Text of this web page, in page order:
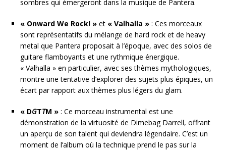
sombres qui émergeront dans la musique de Pantera.
« Onward We Rock! » et « Valhalla » : Ces morceaux
sont représentatifs du mélange de hard rock et de heavy
metal que Pantera proposait à l’époque, avec des solos de
guitare flamboyants et une rythmique énergique.
« Valhalla » en particulier, avec ses thèmes mythologiques,
montre une tentative d’explorer des sujets plus épiques, un
écart par rapport aux thèmes plus légers du glam.
« DGTTM » : Ce morceau instrumental est une
démonstration de la virtuosité de Dimebag Darrell, offrant
un aperçu de son talent qui deviendra légendaire. C’est un
moment de l’album où la technique prend le pas sur la